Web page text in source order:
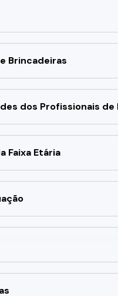
Brincadeiras
dos Profissionais de
Faixa Etária